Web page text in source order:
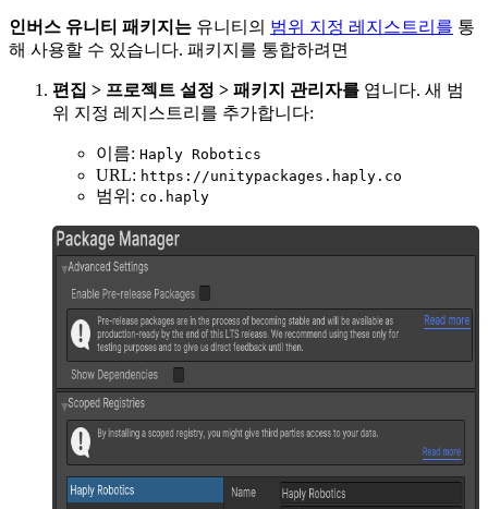
인버스 유니티 패키지는 유니티의 범위 지정 레지스트리를 통
해 사용할 수 있습니다. 패키지를 통합하려면
편집 > 프로젝트 설정 > 패키지 관리자를 엽니다. 새 범
위 지정 레지스트리를 추가합니다:
이름: Haply Robotics
URL: https://unitypackages.haply.co
범위: co.haply